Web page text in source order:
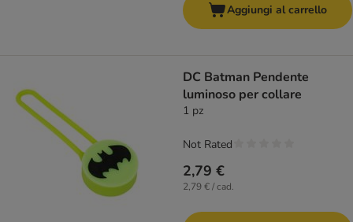
Aggiungi al carrello
DC Batman Pendente
luminoso per collare
1 pz
2,79 €
2,79 € / cad.
Not Rated